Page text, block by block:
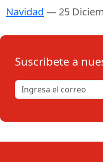
Navidad — 25
Suscribete a